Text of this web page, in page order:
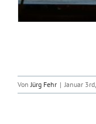
Von Jürg Fehr | Januar